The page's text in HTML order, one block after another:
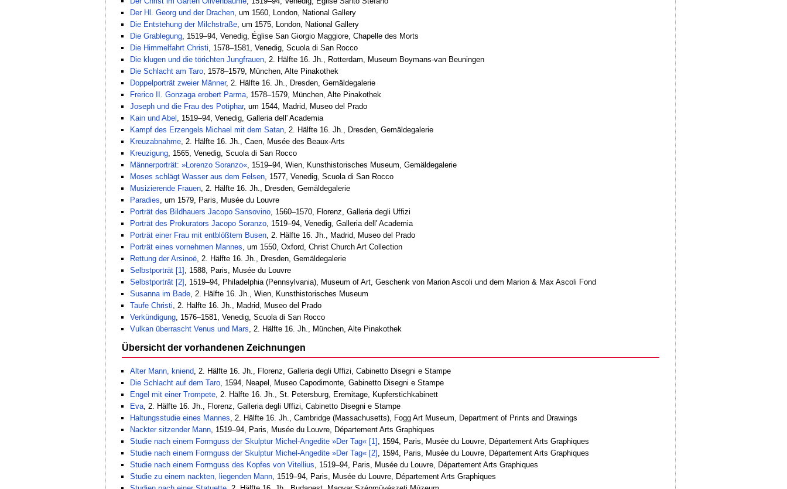
Der Hl. Georg und der Drachen, um 1560, London, National Gallery
Die Entstehung der Milchstraße, um 1575, London, National Gallery
Die Grablegung, 1519–94, Venedig, Église San Giorgio Maggiore, Chapelle des Morts
Die Himmelfahrt Christi, 1578–1581, Venedig, Scuola di San Rocco
Die klugen und die törichten Jungfrauen, 2. Hälfte 16. Jh., Rotterdam, Museum Boymans-van Beuningen
Die Schlacht am Taro, 1578–1579, München, Alte Pinakothek
Doppelporträt zweier Männer, 2. Hälfte 16. Jh., Dresden, Gemäldegalerie
Frerico II. Gonzaga erobert Parma, 1578–1579, München, Alte Pinakothek
Joseph und die Frau des Potiphar, um 1544, Madrid, Museo del Prado
Kain und Abel , 1519–94, Venedig, Galleria dell' Academia
Kampf des Erzengels Michael mit dem Satan, 2. Hälfte 16. Jh., Dresden, Gemäldegalerie
Kreuzabnahme, 2. Hälfte 16. Jh., Caen, Musée des Beaux-Arts
Kreuzigung, 1565, Venedig, Scuola di San Rocco
Männerporträt: »Lorenzo Soranzo«, 1519–94, Wien, Kunsthistorisches Museum, Gemäldegalerie
Moses schlägt Wasser aus dem Felsen, 1577, Venedig, Scuola di San Rocco
Musizierende Frauen, 2. Hälfte 16. Jh., Dresden, Gemäldegalerie
Paradies, um 1579, Paris, Musée du Louvre
Porträt des Bildhauers Jacopo Sansovino, 1560–1570, Florenz, Galleria degli Uffizi
Porträt des Prokurators Jacopo Soranzo, 1519–94, Venedig, Galleria dell' Academia
Porträt einer Frau mit entblößtem Busen, 2. Hälfte 16. Jh., Madrid, Museo del Prado
Porträt eines vornehmen Mannes, um 1550, Oxford, Christ Church Art Collection
Rettung der Arsinoë, 2. Hälfte 16. Jh., Dresden, Gemäldegalerie
Selbstporträt [1] , 1588, Paris, Musée du Louvre
Selbstporträt [2] , 1519–94, Philadelphia (Pennsylvania), Museum of Art, Geschenk von Marion Ascoli und dem Marion & Max Ascoli Fond
Susanna im Bade, 2. Hälfte 16. Jh., Wien, Kunsthistorisches Museum
Taufe Christi, 2. Hälfte 16. Jh., Madrid, Museo del Prado
Verkündigung, 1576–1581, Venedig, Scuola di San Rocco
Vulkan überrascht Venus und Mars, 2. Hälfte 16. Jh., München, Alte Pinakothek
Übersicht der vorhandenen Zeichnungen
Alter Mann, kniend, 2. Hälfte 16. Jh., Florenz, Galleria degli Uffizi, Cabinetto Disegni e Stampe
Die Schlacht auf dem Taro, 1594, Neapel, Museo Capodimonte, Gabinetto Disegni e Stampe
Engel mit einer Trompete, 2. Hälfte 16. Jh., St. Petersburg, Eremitage, Kupferstichkabinett
Eva, 2. Hälfte 16. Jh., Florenz, Galleria degli Uffizi, Cabinetto Disegni e Stampe
Haltungsstudie eines Mannes, 2. Hälfte 16. Jh., Cambridge (Massachusetts), Fogg Art Museum, Department of Prints and Drawings
Nackter sitzender Mann, 1519–94, Paris, Musée du Louvre, Département Arts Graphiques
Studie nach einem Formguss der Skulptur Michel-Angedite »Der Tag« [1] , 1594, Paris, Musée du Louvre, Département Arts Graphiques
Studie nach einem Formguss der Skulptur Michel-Angedite »Der Tag« [2] , 1594, Paris, Musée du Louvre, Département Arts Graphiques
Studie nach einem Formguss des Kopfes von Vitellius, 1519–94, Paris, Musée du Louvre, Département Arts Graphiques
Studie zu einem nackten, liegenden Mann, 1519–94, Paris, Musée du Louvre, Département Arts Graphiques